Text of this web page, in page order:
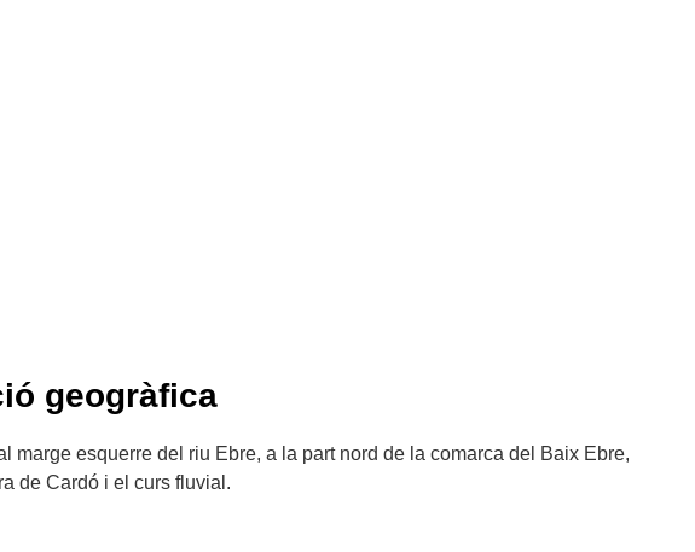
geogràfica
marge esquerre del riu Ebre, a la part nord de la comarca del Baix Ebre,
de Cardó i el curs fluvial.